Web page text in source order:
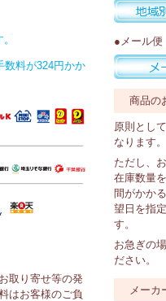
料が324円かか
取り寄せ等の発
はお客様のご負
●メール
商品の
原則とし
なります。
ただし、
在庫数量
間がかか
望日を指
す。
お急ぎの
ださい。
メーカ